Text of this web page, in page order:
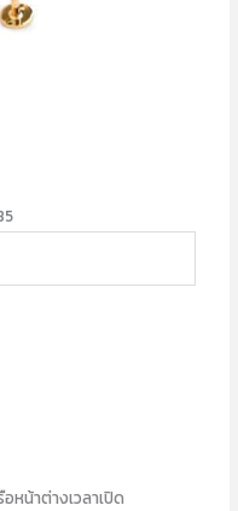
หน้าต่างเวลาเปิด